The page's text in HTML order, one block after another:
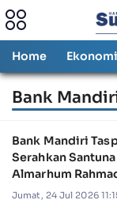
Home
Bank
Bank Mandiri
Serahkan
Almarhum
Jumat, 24 Jul 2026